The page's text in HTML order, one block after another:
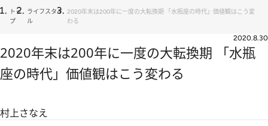
トッ
プ
ライフスタイ
ル
2020年末は200年に一度の大転換期 「水瓶座の時代」価値観はこう変
わる
2020.8.30
2020年末は200年に一度の大転換期 「水瓶
座の時代」価値観はこう変わる
村上さなえ